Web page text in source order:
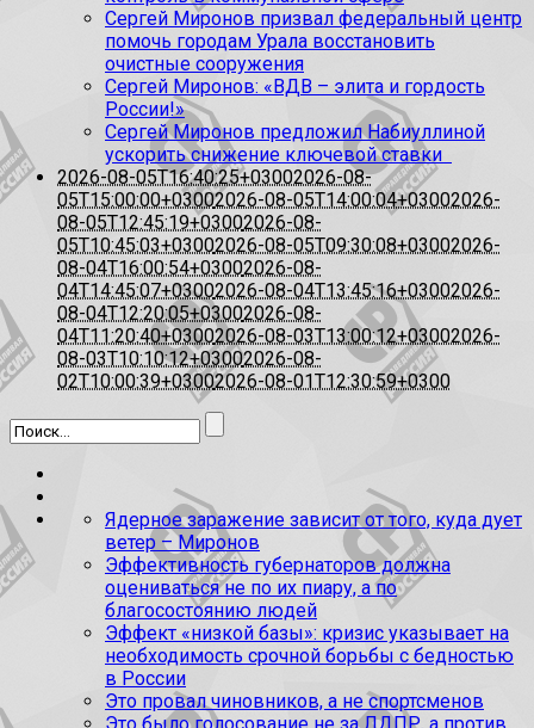
Сергей Миронов призвал федеральный центр
помочь городам Урала восстановить
очистные сооружения
Сергей Миронов: «ВДВ – элита и гордость
России!»
Сергей Миронов предложил Набиуллиной
ускорить снижение ключевой ставки
2026-08-05T16:40:25+03002026-08-
05T15:00:00+03002026-08-05T14:00:04+03002026-
08-05T12:45:19+03002026-08-
05T10:45:03+03002026-08-05T09:30:08+03002026-
08-04T16:00:54+03002026-08-
04T14:45:07+03002026-08-04T13:45:16+03002026-
08-04T12:20:05+03002026-08-
04T11:20:40+03002026-08-03T13:00:12+03002026-
08-03T10:10:12+03002026-08-
02T10:00:39+03002026-08-01T12:30:59+0300
Ядерное заражение зависит от того, куда дует
ветер – Миронов
Эффективность губернаторов должна
оцениваться не по их пиару, а по
благосостоянию людей
Эффект «низкой базы»: кризис указывает на
необходимость срочной борьбы с бедностью
в России
Это провал чиновников, а не спортсменов